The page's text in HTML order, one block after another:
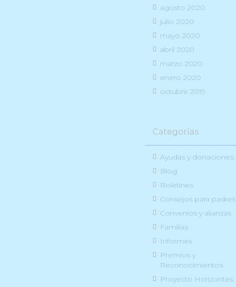
agosto 2020
julio 2020
mayo 2020
abril 2020
marzo 2020
enero 2020
octubre 2019
Categorías
Ayudas y donaciones.
Blog
Boletines
Consejos para padres
Convenios y alianzas
Familias
Informes
Premios y
Reconocimientos
Proyecto Horizontes